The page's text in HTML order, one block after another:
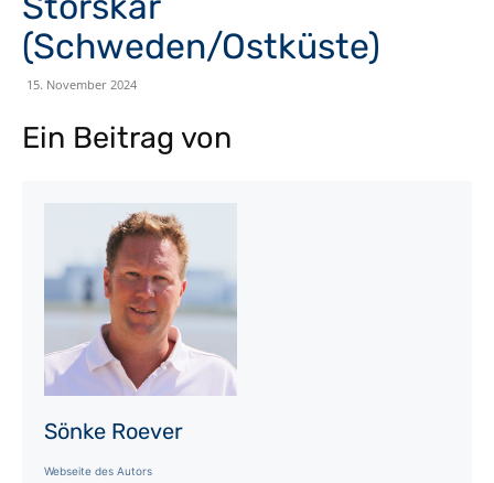
(Schweden/Ostküste)
15. November 2024
Ein Beitrag von
Sönke Roever
Webseite des Autors